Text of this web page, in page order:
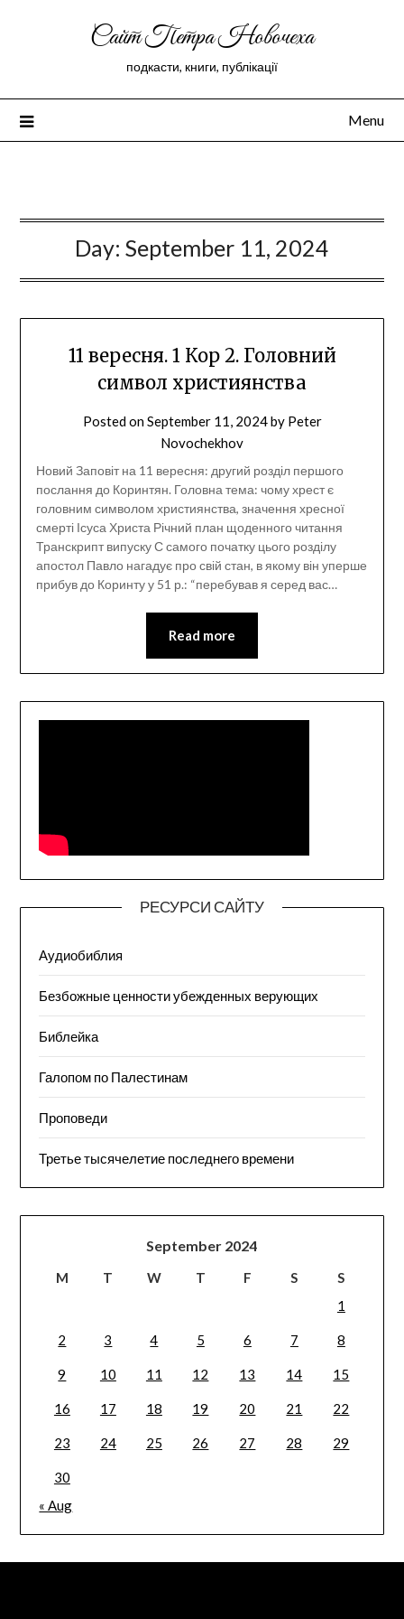
Сайт Петра Новочеха
подкасти, книги, публікації
Menu
Day: September 11, 2024
11 вересня. 1 Кор 2. Головний
символ християнства
Posted onSeptember 11, 2024by Peter
Novochekhov
Новий Заповіт на 11 вересня: другий розділ першого
послання до Коринтян. Головна тема: чому хрест є
головним символом християнства, значення хресної
смерті Ісуса Христа Річний план щоденного читання
Транскрипт випуску С самого початку цього розділу
апостол Павло нагадує про свій стан, в якому він уперше
прибув до Коринту у 51 р.: “перебував я серед вас…
Read more
РЕСУРСИ САЙТУ
Аудиобиблия
Безбожные ценности убежденных верующих
Библейка
Галопом по Палестинам
Проповеди
Третье тысячелетие последнего времени
September 2024
M T W T F S
S
1
2 3 4 5 6 7 8
9 10 11 12 13 14 15
16 17 18 19 20 21 22
23 24 25 26 27 28 29
30
« Aug